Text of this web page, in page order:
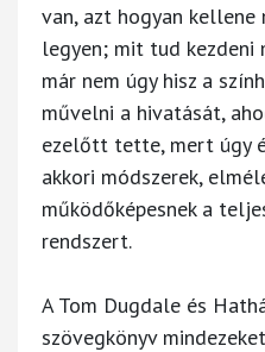
van, azt hogyan kellene
legyen; mit tud kezdeni
már nem úgy hisz a
művelni a hivatását,
ezelőtt tette, mert úgy
akkori módszerek,
működőképesnek a
rendszert.
A Tom Dugdale és
szövegkönyv